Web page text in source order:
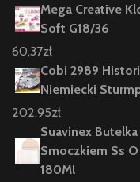
Mega Creative
Soft G18/36
60,37zł
Cobi 2989
Niemiecki
202,95zł
Suavinex
Smoczkiem Ss
180Ml